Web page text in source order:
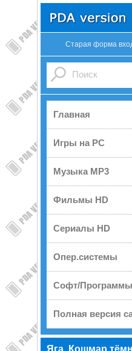
Старая форма
Главная
Игры на PC
Музыка MP3
Фильмы HD
Сериалы HD
Опер.системы
Софт/Программы
Полная версия
Яга. Кошмар